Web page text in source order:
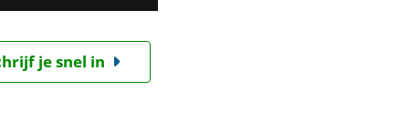
je snel in